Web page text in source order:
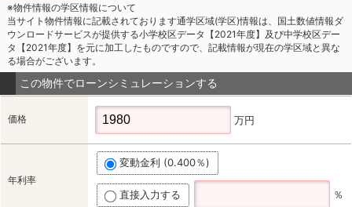
※物件情報の学区情報について
当サイト物件情報に記載されております通学区域(学区)情報は、国土数値情報ダ
ウンロードサービスが提供する小学校区データ【2021年度】及び中学校区デー
タ【2021年度】を元に加工したものですので、記載情報が現在の学区域と異な
る場合がございます。
この物件でローンシミュレーションする
価格 万円
年利率
変動金利 (0.400％)
直接入力する ％